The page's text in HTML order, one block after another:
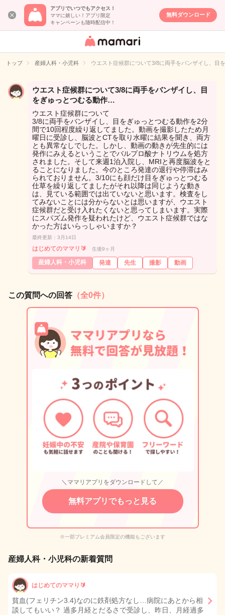
アプリでいつでもアクセス！
ママに嬉しい！アプリ限定
キャンペーンも随時配信中！
無料ダウンロード
女性専用匿名QA
イト
トップ 産婦人科・小児科 ウエスト症候群について3/8に両手をバンザイし、目
ウエスト症候群について3/8に両手をバンザイし、目
をぎゅっとつむる動作…
ウエスト症候群について
3/8に両手をバンザイし、目をぎゅっとつむる動作を2分
間で10回程度繰り返してました。動画を撮影したため月
曜日に受診し、脳波とCTを取り水曜に結果を聞き、両方
とも異常なしでした。しかし、動画の動きが先生的には
発作にみえるということでバルプロ酸ナトリウムを処方
されました。そして来週1泊入院し、MRIと再度脳波をと
ることになりました。今のところ発達の退行や停滞はみ
られておりません。3/10にも顔だけ目をぎゅっとつむる
仕草を繰り返してましたがそれ以降は同じような動き
は、見ている範囲では出ていないと思います。検査をし
てみないことには分からないとは思いますが、ウエスト
症候群だと受け入れたくないと思ってしまいます。実際
にスパズム発作を疑われたけど、ウエスト症候群ではな
かった方はいらっしゃいますか？
最終更新：3月14日
はじめてのママリ🔰 生後9ヶ月
産婦人科・小児科 発達 先生 撮影 動画
この質問への回答 （全0件）
＼ママリアプリをダウンロードして／
無料アプリでもっと見る
※一部プレミアム会員限定の機能もございます
産婦人科・小児科の新着質問
はじめてのママり🔰
貧血(フェリチン3.4)なのに鉄剤処方なし…病院にあとから相
談してもいい？ 過多月経とだるさで受診し、昨日、月経過多